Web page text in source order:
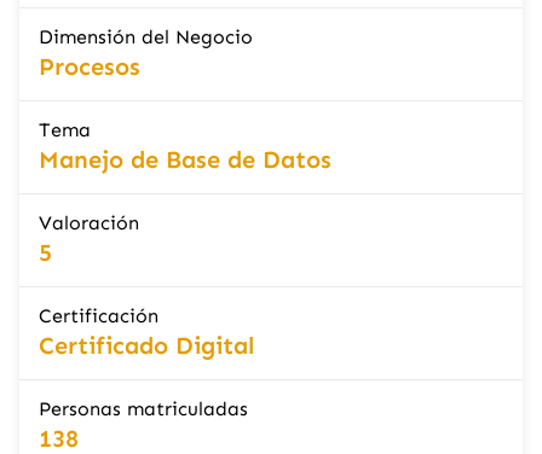
Dimensión del Negocio
Procesos
Tema
Manejo de Base de Datos
Valoración
5
Certificación
Certificado Digital
Personas matriculadas
138